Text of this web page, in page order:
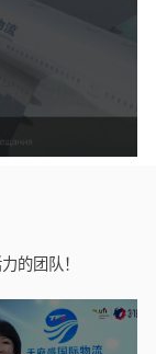
的团队！